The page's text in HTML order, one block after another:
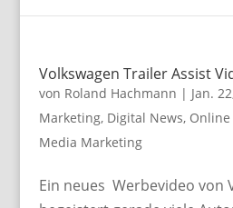
Volkswagen Trailer Assist
von Roland Hachmann | Jan.
Marketing, Digital News,
Media Marketing
Ein neues Werbevideo von